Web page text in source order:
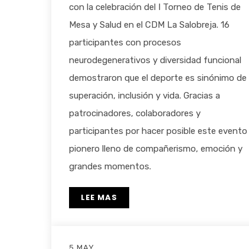
con la celebración del I Torneo de Tenis de
Mesa y Salud en el CDM La Salobreja. 16
participantes con procesos
neurodegenerativos y diversidad funcional
demostraron que el deporte es sinónimo de
superación, inclusión y vida. Gracias a
patrocinadores, colaboradores y
participantes por hacer posible este evento
pionero lleno de compañerismo, emoción y
grandes momentos.
LEE MAS